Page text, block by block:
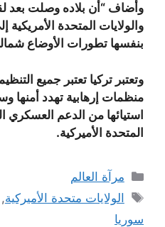
وأضاف “أن بلاده وصلت بعد
والولايات المتحدة
بنفسها تطورات الأوضاع
وتعتبر تركيا تعتبر جميع
منظمات إرهابية تهدد أمنها
استيائها من الدعم العسكري
المتحدة الأميركية.
التصنيفات
مرآة العالم
الوسوم
الولايات متحدة الأميركية
سوريا